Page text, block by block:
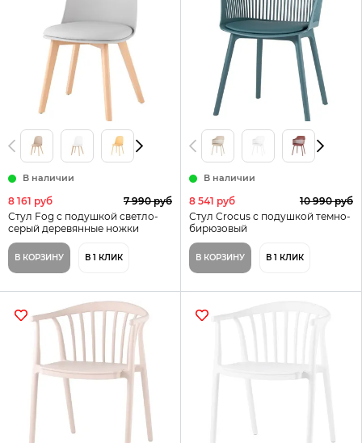
В наличии
8 161 руб
7 990 руб
Стул Fog с подушкой светло-
серый деревянные ножки
В КОРЗИНУ В 1 КЛИК
В наличии
8 541 руб
10 990 руб
Стул Crocus с подушкой темно-
бирюзовый
В КОРЗИНУ В 1 КЛИК